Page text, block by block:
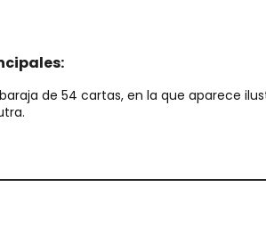
de 54 cartas, en la que aparece